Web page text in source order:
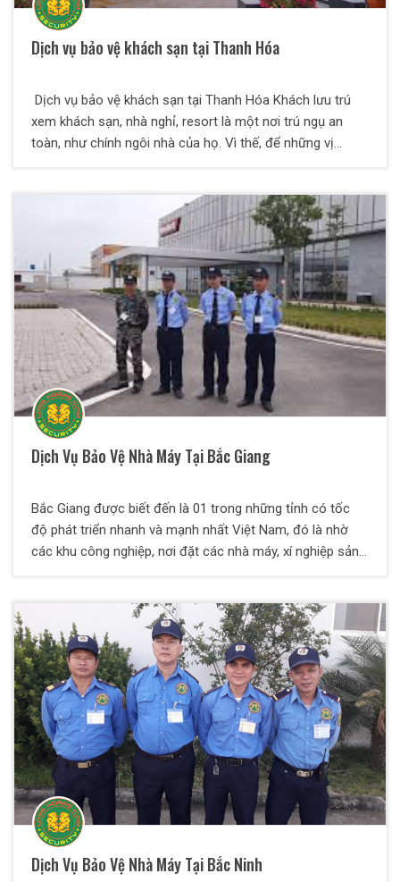
Dịch vụ bảo vệ khách sạn tại Thanh Hóa
Dịch vụ bảo vệ khách sạn tại Thanh Hóa Khách lưu trú
xem khách sạn, nhà nghỉ, resort là một nơi trú ngụ an
toàn, như chính ngôi nhà của họ. Vì thế, để những vị
dịch vụ bảo vệ Việt Á với đội ngũ nhân viên bảo vệ nhiều
năm kinh nghiệm, chúng tôi sẽ mang tới cho quý khách
hàng một dịch vụ bảo vệ khách sạn chuyên nghiệp nhất.
Dịch Vụ Bảo Vệ Nhà Máy Tại Bắc Giang
Bắc Giang được biết đến là 01 trong những tỉnh có tốc
độ phát triển nhanh và mạnh nhất Việt Nam, đó là nhờ
các khu công nghiệp, nơi đặt các nhà máy, xí nghiệp sản
Dịch Vụ Bảo Vệ Nhà Máy Tại Bắc Ninh